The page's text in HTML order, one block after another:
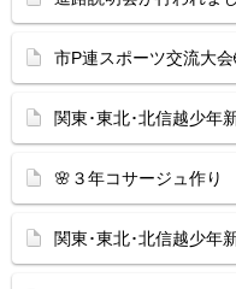
市P連スポーツ交流大
関東･東北･北信越少
🌸３年コサージュ作り
関東･東北･北信越少年